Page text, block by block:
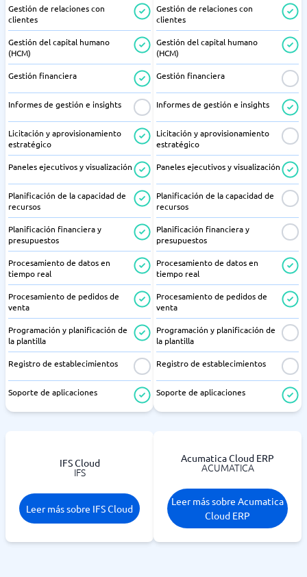
Gestión de relaciones con
clientes
Gestión del capital humano
(HCM)
Gestión financiera
Informes de gestión e insights
Licitación y aprovisionamiento
estratégico
Paneles ejecutivos y visualización
Planificación de la capacidad de
recursos
Planificación financiera y
presupuestos
Procesamiento de datos en
tiempo real
Procesamiento de pedidos de
venta
Programación y planificación de
la plantilla
Registro de establecimientos
Soporte de aplicaciones
Gestión de relaciones con
clientes
Gestión del capital humano
(HCM)
Gestión financiera
Informes de gestión e insights
Licitación y aprovisionamiento
estratégico
Paneles ejecutivos y visualización
Planificación de la capacidad de
recursos
Planificación financiera y
presupuestos
Procesamiento de datos en
tiempo real
Procesamiento de pedidos de
venta
Programación y planificación de
la plantilla
Registro de establecimientos
Soporte de aplicaciones
IFS Cloud
IFS
Leer más sobre IFS Cloud
Acumatica Cloud ERP
ACUMATICA
Leer más sobre Acumatica
Cloud ERP